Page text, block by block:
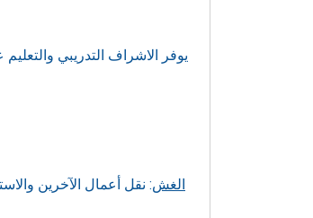
يوفر الاشراف التدريبي
الغش: نقل أعمال الآخرين